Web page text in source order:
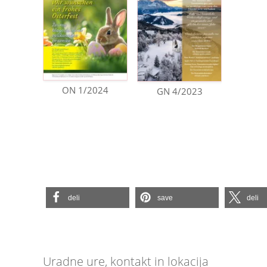
ON 1/2024 GN 4/2023
deli save deli
Uradne ure, kontakt in lokacija